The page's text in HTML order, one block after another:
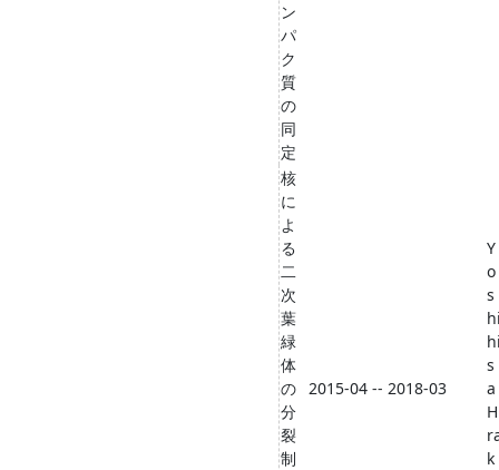
ン
パ
ク
質
の
同
定
核
に
よ
る
二
次
葉
緑
体
の
分
裂
制
2015-04 -- 2018-03
Y
o
s
s
a
k